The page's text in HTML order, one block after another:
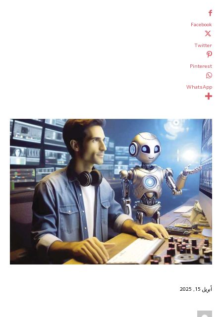
Facebook
Twitter
Pinterest
WhatsApp
أبريل 15, 2025